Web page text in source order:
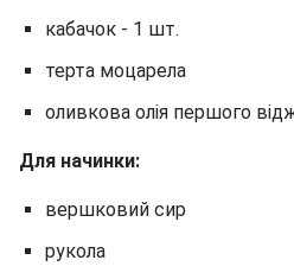
кабачок - 1 шт.
терта моцарела
оливкова олія першого
Для начинки:
вершковий сир
рукола